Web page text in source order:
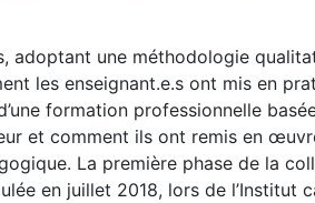
adoptant une méthodologie
les enseignant.e.s ont mis en
formation professionnelle
et comment ils ont remis en
La première phase de la
en juillet 2018, lors de l’Institut